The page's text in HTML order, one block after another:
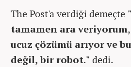
The Post'a verdiği demeçte
tamamen ara veriyorum,
ucuz çözümü arıyor ve
değil, bir robot." dedi.